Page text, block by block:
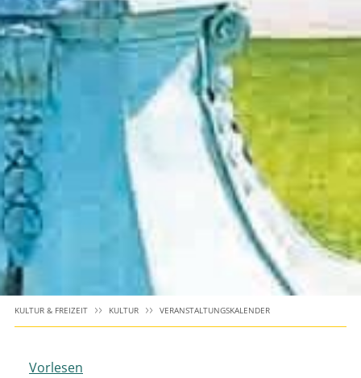
KULTUR & FREIZEIT KULTUR VERANSTALTUNGSKALENDER
Vorlesen